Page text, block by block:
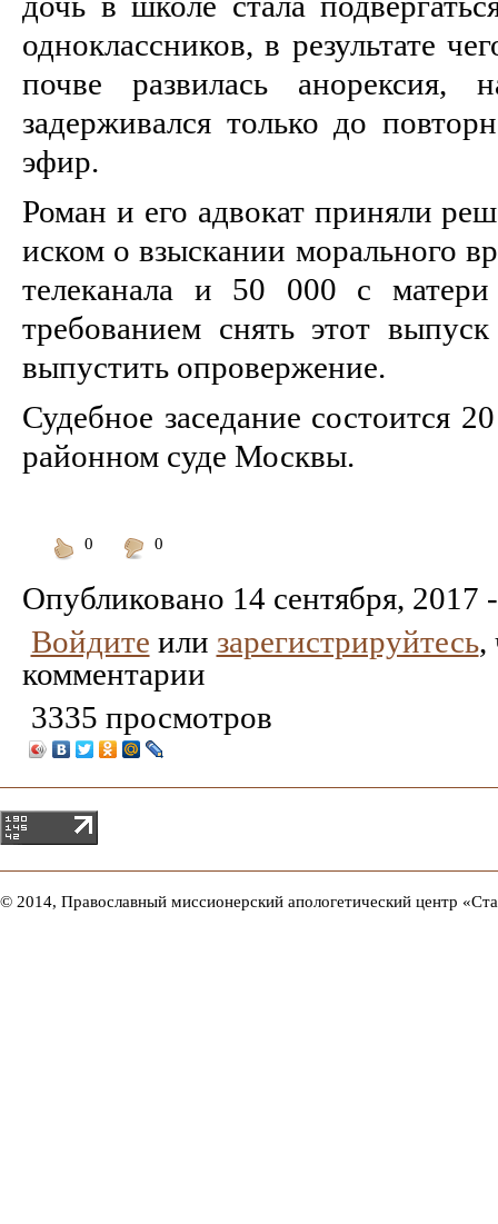
одноклассников, в результате
почве развилась
задерживался только до
эфир.
Роман и его адвокат приняли
иском о взыскании морального
телеканала и 50 000 с
требованием снять этот
выпустить опровержение.
Судебное заседание состоится
районном суде Москвы.
0
0
Опубликовано 14 сентября, 2017
Войдите или зарегистрируйтесь,
комментарии
3335 просмотров
© 2014, Православный миссионерский апологетический центр